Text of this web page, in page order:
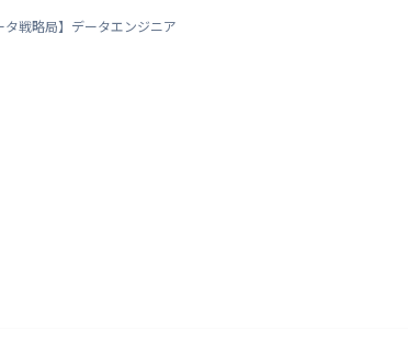
タ戦略局】データエンジニア